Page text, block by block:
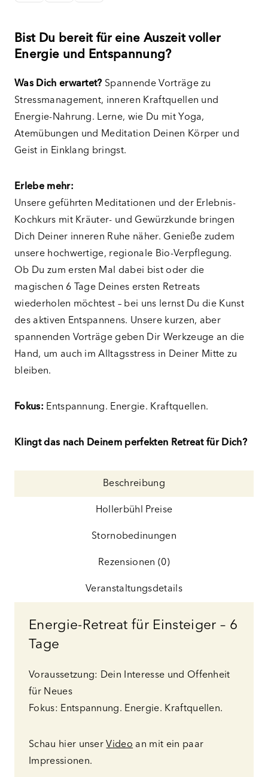
(14.-19.09.2026)
Menge
Bist Du bereit für eine Auszeit voller
Energie und Entspannung?
Was Dich erwartet? Spannende Vorträge zu
Stressmanagement, inneren Kraftquellen und
Energie-Nahrung. Lerne, wie Du mit Yoga,
Atemübungen und Meditation Deinen Körper und
Geist in Einklang bringst.
Erlebe mehr:
Unsere geführten Meditationen und der Erlebnis-
Kochkurs mit Kräuter- und Gewürzkunde bringen
Dich Deiner inneren Ruhe näher. Genieße zudem
unsere hochwertige, regionale Bio-Verpflegung.
Ob Du zum ersten Mal dabei bist oder die
magischen 6 Tage Deines ersten Retreats
wiederholen möchtest – bei uns lernst Du die Kunst
des aktiven Entspannens. Unsere kurzen, aber
spannenden Vorträge geben Dir Werkzeuge an die
Hand, um auch im Alltagsstress in Deiner Mitte zu
bleiben.
Fokus: Entspannung. Energie. Kraftquellen.
Klingt das nach Deinem perfekten Retreat für Dich?
Beschreibung
Hollerbühl Preise
Stornobedinungen
Rezensionen (0)
Veranstaltungsdetails
Energie-Retreat für Einsteiger – 6
Tage
Voraussetzung: Dein Interesse und Offenheit
für Neues
Fokus: Entspannung. Energie. Kraftquellen.
Schau hier unser Video an mit ein paar
Impressionen.